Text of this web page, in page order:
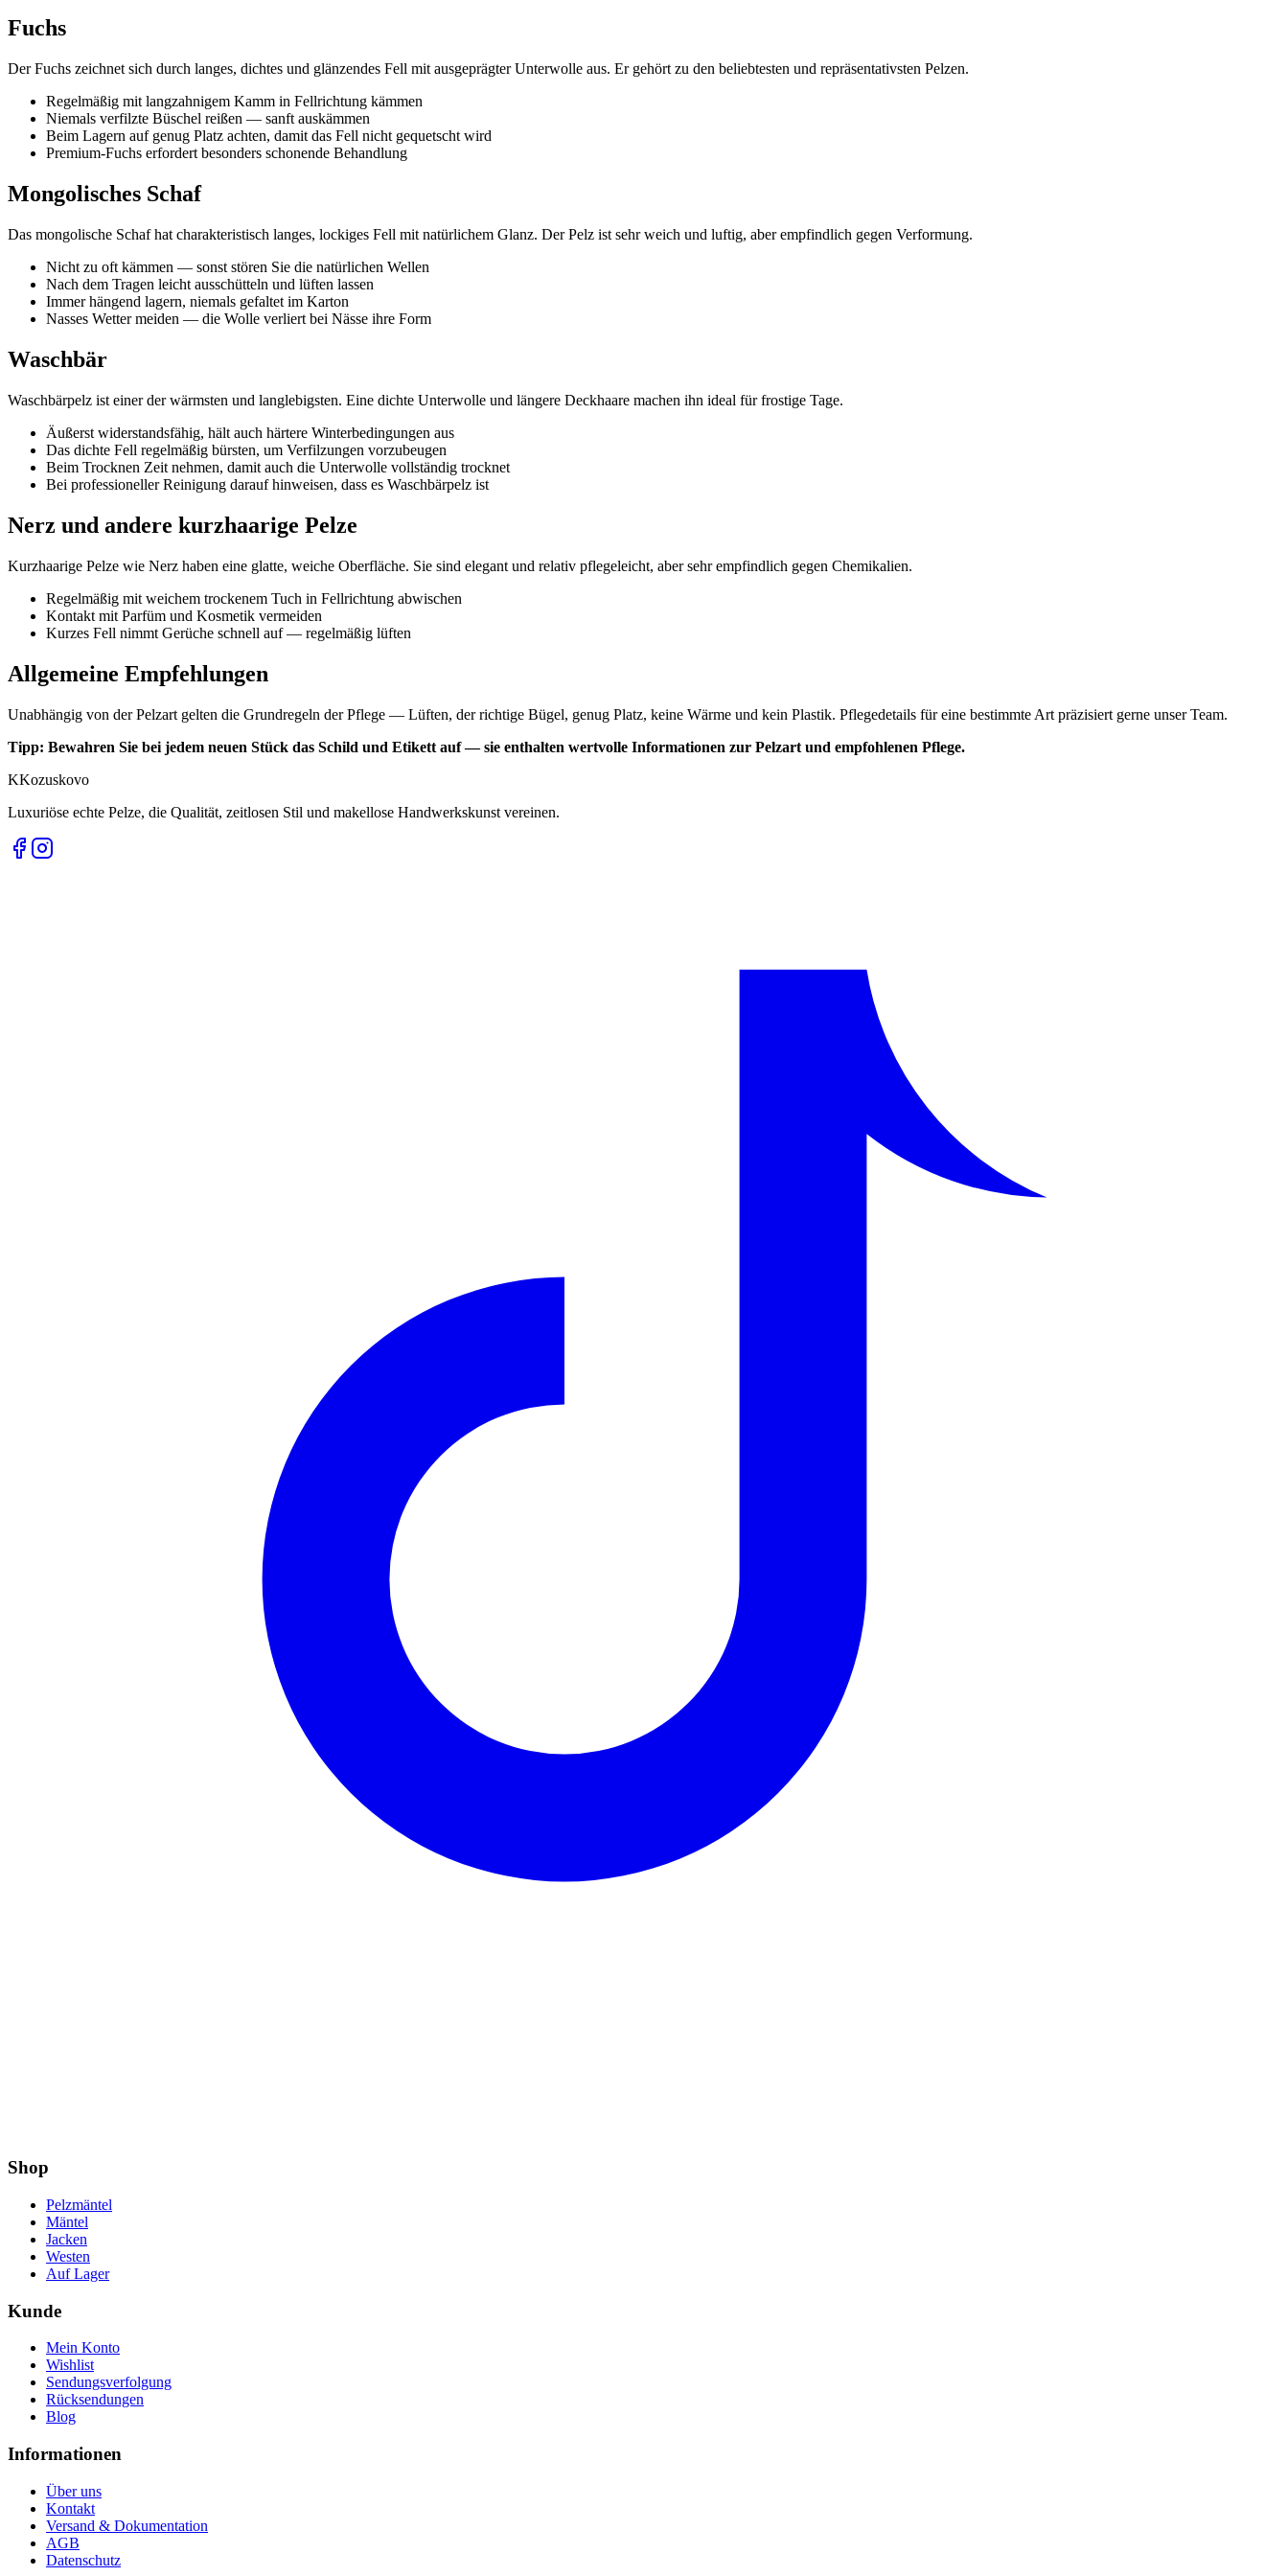
Fuchs
Der Fuchs zeichnet sich durch langes, dichtes und glänzendes Fell mit ausgeprägter Unterwolle aus. Er gehört zu den beliebtesten und repräsentativsten Pelzen.
Regelmäßig mit langzahnigem Kamm in Fellrichtung kämmen
Niemals verfilzte Büschel reißen — sanft auskämmen
Beim Lagern auf genug Platz achten, damit das Fell nicht gequetscht wird
Premium-Fuchs erfordert besonders schonende Behandlung
Mongolisches Schaf
Das mongolische Schaf hat charakteristisch langes, lockiges Fell mit natürlichem Glanz. Der Pelz ist sehr weich und luftig, aber empfindlich gegen Verformung.
Nicht zu oft kämmen — sonst stören Sie die natürlichen Wellen
Nach dem Tragen leicht ausschütteln und lüften lassen
Immer hängend lagern, niemals gefaltet im Karton
Nasses Wetter meiden — die Wolle verliert bei Nässe ihre Form
Waschbär
Waschbärpelz ist einer der wärmsten und langlebigsten. Eine dichte Unterwolle und längere Deckhaare machen ihn ideal für frostige Tage.
Äußerst widerstandsfähig, hält auch härtere Winterbedingungen aus
Das dichte Fell regelmäßig bürsten, um Verfilzungen vorzubeugen
Beim Trocknen Zeit nehmen, damit auch die Unterwolle vollständig trocknet
Bei professioneller Reinigung darauf hinweisen, dass es Waschbärpelz ist
Nerz und andere kurzhaarige Pelze
Kurzhaarige Pelze wie Nerz haben eine glatte, weiche Oberfläche. Sie sind elegant und relativ pflegeleicht, aber sehr empfindlich gegen Chemikalien.
Regelmäßig mit weichem trockenem Tuch in Fellrichtung abwischen
Kontakt mit Parfüm und Kosmetik vermeiden
Kurzes Fell nimmt Gerüche schnell auf — regelmäßig lüften
Allgemeine Empfehlungen
Unabhängig von der Pelzart gelten die Grundregeln der Pflege — Lüften, der richtige Bügel, genug Platz, keine Wärme und kein Plastik. Pflegedetails für eine bestimmte Art präzisiert gerne unser Team.
Tipp: Bewahren Sie bei jedem neuen Stück das Schild und Etikett auf — sie enthalten wertvolle Informationen zur Pelzart und empfohlenen Pflege.
KKozuskovo
Luxuriöse echte Pelze, die Qualität, zeitlosen Stil und makellose Handwerkskunst vereinen.
Shop
Pelzmäntel
Mäntel
Jacken
Westen
Auf Lager
Kunde
Mein Konto
Wishlist
Sendungsverfolgung
Rücksendungen
Blog
Informationen
Über uns
Kontakt
Versand & Dokumentation
AGB
Datenschutz